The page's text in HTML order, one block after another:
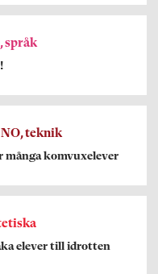
språk
teknik
många komvuxelever
elever till idrotten